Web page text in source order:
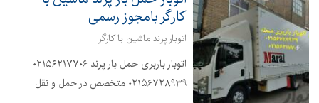
کارگر بامجوز رسمی
اتوبار پرند ماشین با کارگر
۰۲۱۵۶۷۲۸۹۳۹ ️متخصص در حمل و نقل